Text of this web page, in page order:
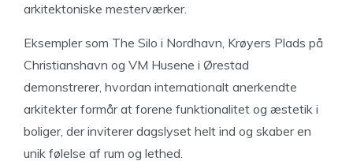
arkitektoniske mesterværker.
Eksempler som The Silo i Nordhavn, Krøyers Plads på
Christianshavn og VM Husene i Ørestad
demonstrerer, hvordan internationalt anerkendte
arkitekter formår at forene funktionalitet og æstetik i
boliger, der inviterer dagslyset helt ind og skaber en
unik følelse af rum og lethed.